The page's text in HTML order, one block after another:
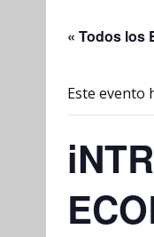
« Todos los
Este evento